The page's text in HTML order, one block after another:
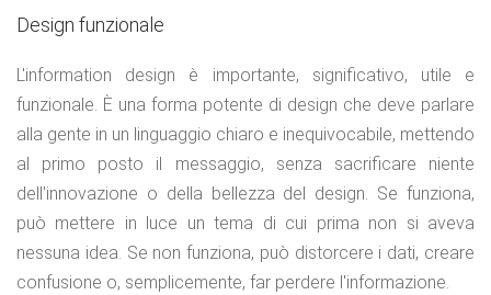
Design funzionale
L'information design è importante, significativo, utile e
funzionale. È una forma potente di design che deve parlare
alla gente in un linguaggio chiaro e inequivocabile, mettendo
al primo posto il messaggio, senza sacrificare niente
dell'innovazione o della bellezza del design. Se funziona,
può mettere in luce un tema di cui prima non si aveva
nessuna idea. Se non funziona, può distorcere i dati, creare
confusione o, semplicemente, far perdere l'informazione.